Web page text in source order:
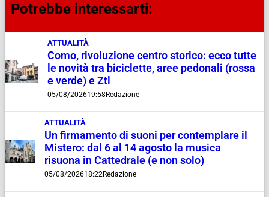
Potrebbe interessarti:
ATTUALITÀ
Como, rivoluzione centro storico: ecco tutte
le novità tra biciclette, aree pedonali (rossa
e verde) e Ztl
05/08/202619:58 Redazione
ATTUALITÀ
Un firmamento di suoni per contemplare il
Mistero: dal 6 al 14 agosto la musica
risuona in Cattedrale (e non solo)
05/08/202618:22Redazione